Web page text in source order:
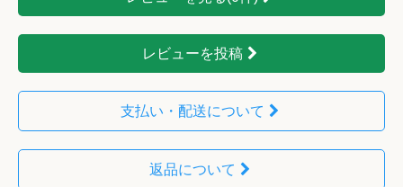
レビューを投稿
支払い・配送について
返品について